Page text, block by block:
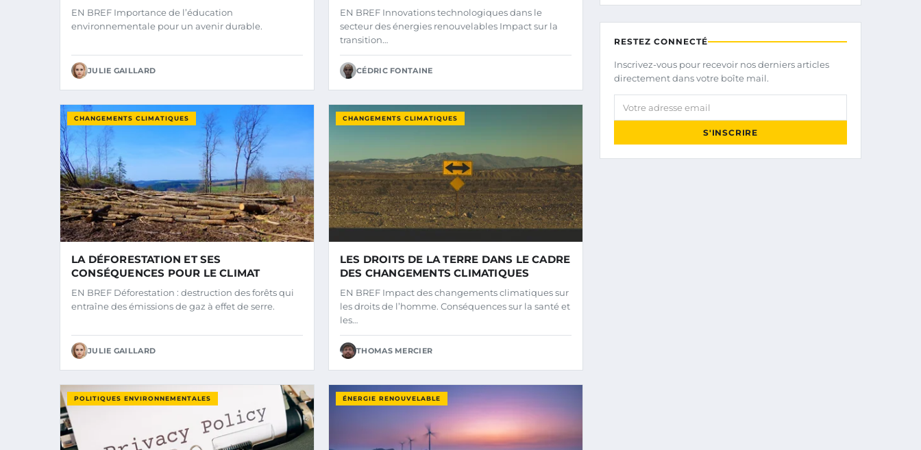
EN BREF Importance de l’éducation
environnementale pour un avenir durable.
JULIE GAILLARD
EN BREF Innovations technologiques dans le
secteur des énergies renouvelables Impact sur la
transition…
CÉDRIC FONTAINE
CHANGEMENTS CLIMATIQUES
LA DÉFORESTATION ET SES
CONSÉQUENCES POUR LE CLIMAT
EN BREF Déforestation : destruction des forêts qui
entraîne des émissions de gaz à effet de serre.
JULIE GAILLARD
CHANGEMENTS CLIMATIQUES
LES DROITS DE LA TERRE DANS LE CADRE
DES CHANGEMENTS CLIMATIQUES
EN BREF Impact des changements climatiques sur
les droits de l’homme. Conséquences sur la santé et
les…
THOMAS MERCIER
POLITIQUES ENVIRONNEMENTALES ÉNERGIE RENOUVELABLE
RESTEZ CONNECTÉ
Inscrivez-vous pour recevoir nos derniers articles
directement dans votre boîte mail.
Votre adresse email
S'INSCRIRE